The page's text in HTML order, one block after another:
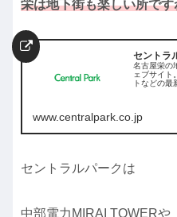
栄は地下街も楽しい所です
セントラ
名古屋栄の
ェブサイト
トなどの最
www.centralpark.co.jp
セントラルパークは
中部電力MIRAI TOWERや